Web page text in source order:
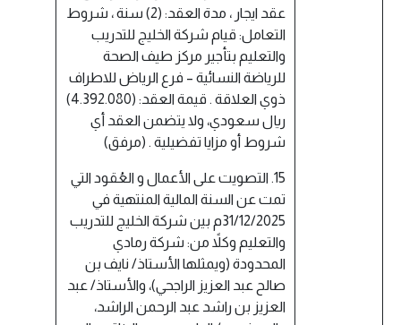
عقد ايجار ، مدة العقد: (2) سنة ، شروط
التعامل: قيام شركة الخليج للتدريب
والتعليم بتأجير مركز طيف الصحة
للرياضة النسائية – فرع الرياض للاطراف
ذوي العلاقة . قيمة العقد: (4.392.080)
ريال سعودي، ولا يتضمن العقد أي
شروط أو مزايا تفضيلية . (مرفق)
15. التصويت على الأعمال و العُقود التي
تمت عن السنة المالية المنتهية في
31/12/2025م بين شركة الخليج للتدريب
والتعليم وكلاً من: شركة رمادي
المحدودة (ويمثلها الأستاذ/ نايف بن
صالح عبد العزيز الراجحي)، والأستاذ/ عبد
العزيز بن راشد عبد الرحمن الراشد،